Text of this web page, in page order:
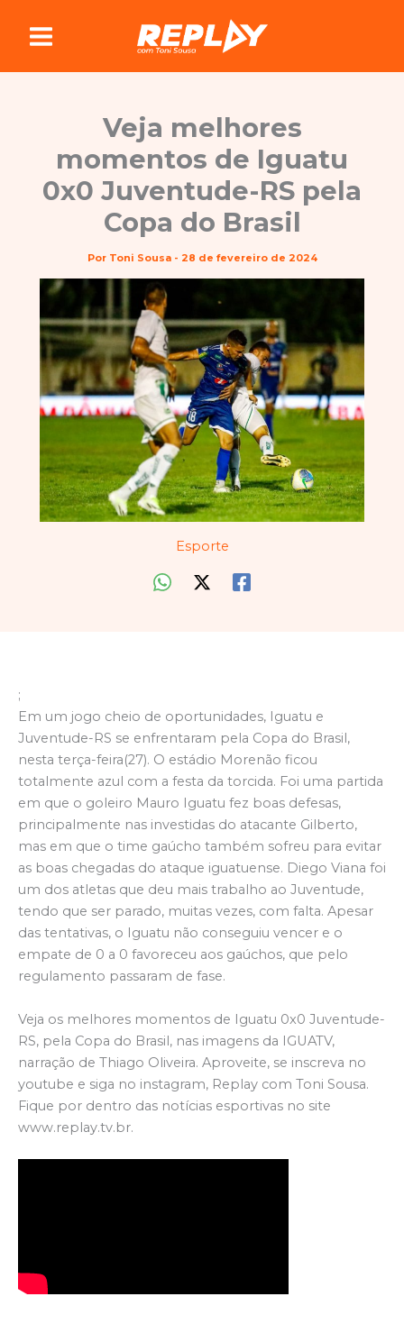
conteúdo
Veja melhores
momentos de Iguatu
0x0 Juventude-RS pela
Copa do Brasil
Por Toni Sousa - 28 de fevereiro de 2024
Esporte
;
Em um jogo cheio de oportunidades, Iguatu e
Juventude-RS se enfrentaram pela Copa do Brasil,
nesta terça-feira(27). O estádio Morenão ficou
totalmente azul com a festa da torcida. Foi uma partida
em que o goleiro Mauro Iguatu fez boas defesas,
principalmente nas investidas do atacante Gilberto,
mas em que o time gaúcho também sofreu para evitar
as boas chegadas do ataque iguatuense. Diego Viana foi
um dos atletas que deu mais trabalho ao Juventude,
tendo que ser parado, muitas vezes, com falta. Apesar
das tentativas, o Iguatu não conseguiu vencer e o
empate de 0 a 0 favoreceu aos gaúchos, que pelo
regulamento passaram de fase.
Veja os melhores momentos de Iguatu 0x0 Juventude-
RS, pela Copa do Brasil, nas imagens da IGUATV,
narração de Thiago Oliveira. Aproveite, se inscreva no
youtube e siga no instagram, Replay com Toni Sousa.
Fique por dentro das notícias esportivas no site
www.replay.tv.br.